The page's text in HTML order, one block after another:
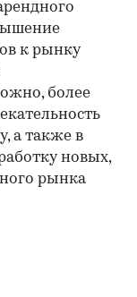
к рынку
более
а также в
новых,
рынка